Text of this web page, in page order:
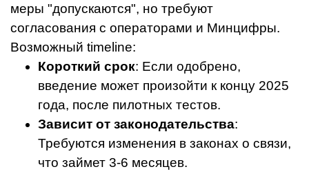
меры "допускаются", но требуют
согласования с операторами и Минцифры.
Возможный timeline:
Короткий срок: Если одобрено,
введение может произойти к концу 2025
года, после пилотных тестов.
Зависит от законодательства:
Требуются изменения в законах о связи,
что займет 3-6 месяцев.